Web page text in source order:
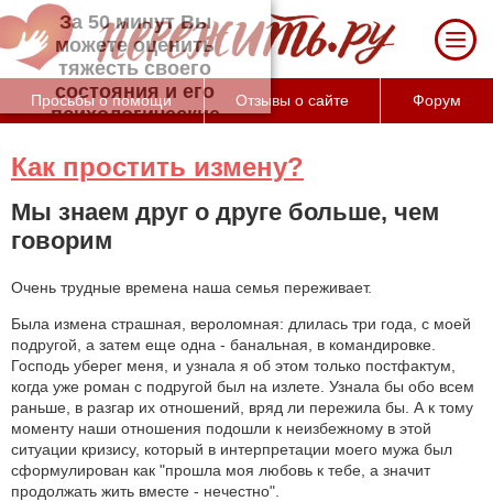
За 50 минут Вы можете оценить тяжесть
своего состояния и его психологические
причины (бесплатно)
Просьбы о помощи Отзывы о сайте Форум
Как простить измену?
Мы знаем друг о друге больше, чем
говорим
Очень трудные времена наша семья переживает.
Была измена страшная, вероломная: длилась три года, с моей
подругой, а затем еще одна - банальная, в командировке.
Господь уберег меня, и узнала я об этом только постфактум,
когда уже роман с подругой был на излете. Узнала бы обо всем
раньше, в разгар их отношений, вряд ли пережила бы. А к тому
моменту наши отношения подошли к неизбежному в этой
ситуации кризису, который в интерпретации моего мужа был
сформулирован как "прошла моя любовь к тебе, а значит
продолжать жить вместе - нечестно".